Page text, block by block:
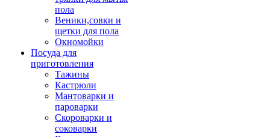
пола
Веники,совки и
щетки для пола
Окномойки
Посуда для
приготовления
Тажины
Кастрюли
Мантоварки и
пароварки
Скороварки и
соковарки